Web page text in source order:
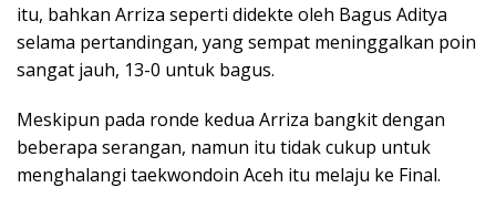
itu, bahkan Arriza seperti didekte oleh Bagus Aditya
selama pertandingan, yang sempat meninggalkan poin
sangat jauh, 13-0 untuk bagus.
Meskipun pada ronde kedua Arriza bangkit dengan
beberapa serangan, namun itu tidak cukup untuk
menghalangi taekwondoin Aceh itu melaju ke Final.